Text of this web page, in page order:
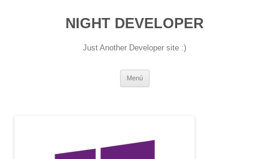
NIGHT DEVELOPER
Just Another Developer site :)
Menú